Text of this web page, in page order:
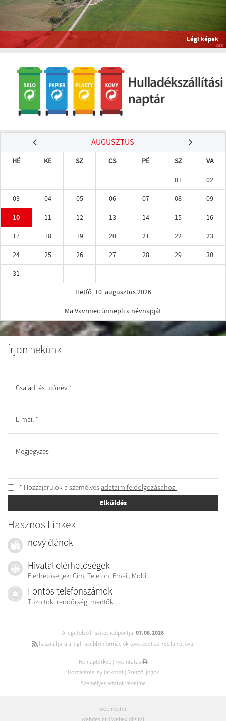
Légi képek
AUGUSZTUS
HÉ KE SZ CS PÉ SZ
VA
01
02
03
04 05 06 07 08
09
10
11 12 13 14 15
16
17
18 19 20 21 22
23
24
25 26 27 28 29
30
31
Hétfő, 10. augusztus 2026
Ma Vavrinec ünnepli a névnapját
Írjon nekünk
Családi és utónév *
E-mail *
Megjegyzés
* Hozzájárulok a személyes adataim feldolgozásához.
Elküldés
Hasznos Linkek
nový článok
Hivatal elérhetőségek
Elérhetőségek: Cím, Telefon, Email, Mobil.
Fontos telefonszámok
Tűzoltók, rendőrség, mentők…
A legutolsó frissítés időpontja: 07.08.2026
használja ki a legfrissebb információk követését az RSS funkcióval
Honlaptérkép| Nyomtatás
Hozzáférési nyilatkozat
Szerzői jogok
Személyes adatok védelme
webmester